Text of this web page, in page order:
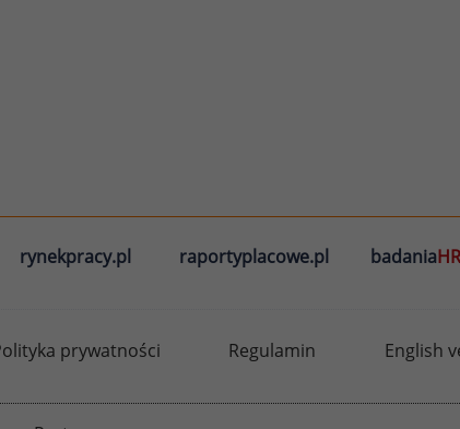
rynekpracy.pl raportyplacowe.pl badaniaHR
prywatności Regulamin English